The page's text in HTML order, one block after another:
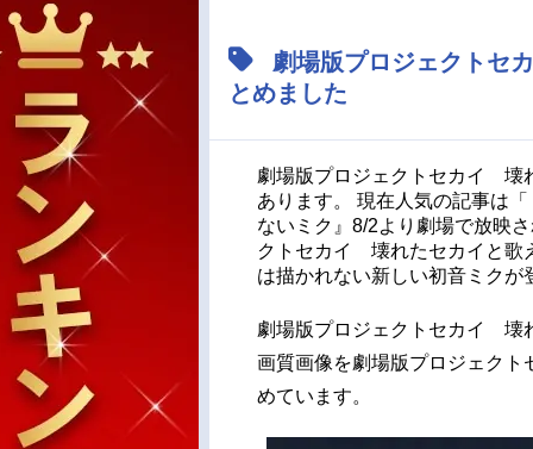
アニメ記事一覧
劇場版プロジェクトセ
とめました
劇場版プロジェクトセカイ 壊
あります。 現在人気の記事は
ないミク』8/2より劇場で放映
クトセカイ 壊れたセカイと歌
は描かれない新しい初音ミク
劇場版プロジェクトセカイ 壊
画質画像を劇場版プロジェク
めています。